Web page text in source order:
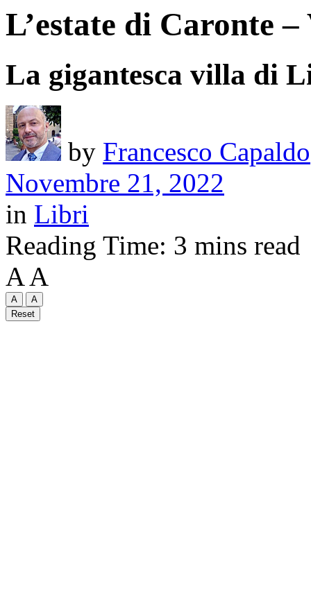
L’estate di Caronte
La gigantesca villa di
by Francesco Capaldo
Novembre 21, 2022
in Libri
Reading Time: 3 mins read
A A
A
A
Reset